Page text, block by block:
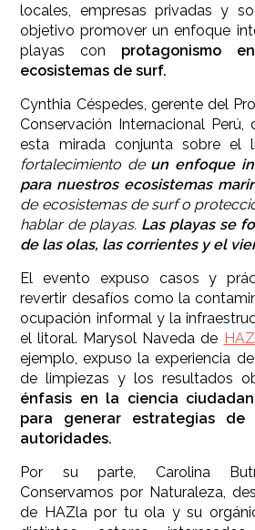
locales, empresas privadas y
objetivo promover un enfoque
playas con protagonismo
ecosistemas de surf.
Cynthia Céspedes, gerente del
Conservación Internacional
esta mirada conjunta sobre el
fortalecimiento deun enfoque
para nuestros ecosistemas
de ecosistemas de surf o
hablar de playas. Las playas se
de las olas, las corrientes y el
El evento expuso casos y
revertir desafíos como la
ocupación informal y la
el litoral. Marysol Naveda de
ejemplo, expuso la experiencia
de limpiezas y los resultados
énfasis en la ciencia
para generar estrategias de
autoridades.
Por su parte, Carolina
Conservamos por Naturaleza,
de HAZla por tu ola y su